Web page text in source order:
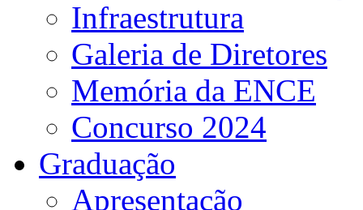
Infraestrutura
Galeria de Diretores
Memória da ENCE
Concurso 2024
Graduação
Apresentação